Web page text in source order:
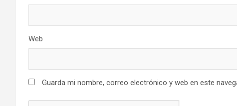
Web
Guarda mi nombre, correo electrónico y web en este